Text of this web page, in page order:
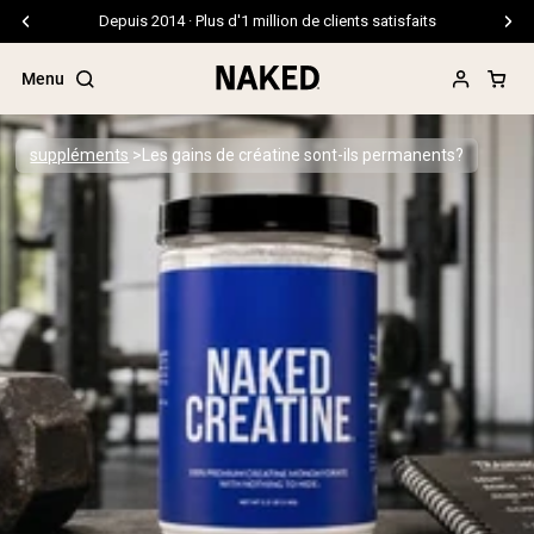
Livraison gratuite pour les commandes de 99 $ et plus
Menu
Termes de recherche populaires
”Protein Powder“
”Overnight Oats“
”Vegan protein“
”Collagen“
”Micellar Casein“
PROTÉINES EN POUDREMeilleure Vente
Protéine de pois
Protéine de Whey en Poudre
Peptides de collagène
suppléments Les gains de créatine sont-ils permanents?